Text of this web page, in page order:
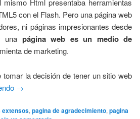
Html presentaba herramientas
con el Flash. Pero una página web
ni páginas impresionantes desde
una página web es un medio de
de marketing.
la decisión de tener un sitio web
→
extensos, pagina de agradecimiento, pagina